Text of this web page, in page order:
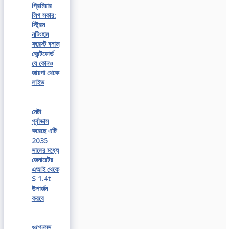
প্রিমিয়ার
লিগ সকার:
স্ট্রিম
নটিংহাম
ফরেস্ট বনাম
ব্রেন্টফোর্ড
যে কোনও
জায়গা থেকে
লাইভ
মেটা
পূর্বাভাস
করেছে এটি
2035
সালের মধ্যে
জেনারেটর
এআই থেকে
$ 1.4t
উপার্জন
করবে